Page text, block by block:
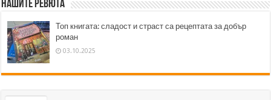
Нашите ревюта
Топ книгата: сладост и страст са рецептата за добър
роман
03.10.2025